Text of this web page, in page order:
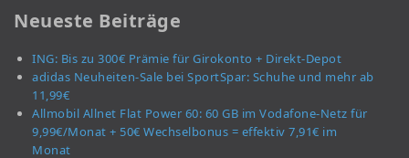
Neueste Beiträge
ING: Bis zu 300€ Prämie für Girokonto + Direkt-Depot
adidas Neuheiten-Sale bei SportSpar: Schuhe und mehr ab
11,99€
Allmobil Allnet Flat Power 60: 60 GB im Vodafone-Netz für
9,99€/Monat + 50€ Wechselbonus = effektiv 7,91€ im
Monat